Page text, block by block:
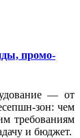
промо-
— от
зон: чем
требованиям
и бюджет.